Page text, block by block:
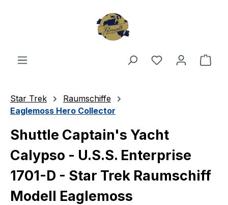
Du hast 0
Star Trek
Raumschiffe
Eaglemoss Hero Collector
Shuttle Captain's Yacht
Calypso - U.S.S. Enterprise
1701-D - Star Trek Raumschiff
Modell Eaglemoss